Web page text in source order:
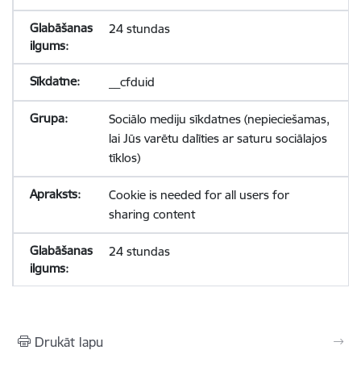
24 stundas
__cfduid
Sociālo mediju sīkdatnes (nepieciešamas,
lai Jūs varētu dalīties ar saturu sociālajos
tīklos)
Cookie is needed for all users for
sharing content
24 stundas
Drukāt lapu